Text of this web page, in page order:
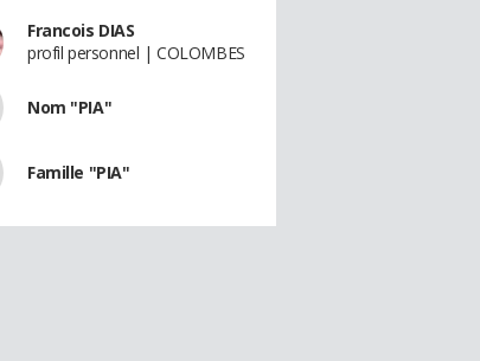
Francois DIAS
profil personnel | COLOMBES
Nom "PIA"
Famille "PIA"